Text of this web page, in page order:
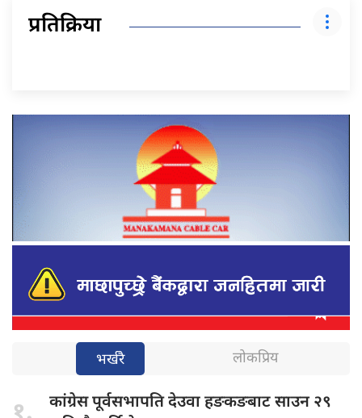
प्रतिक्रिया
भर्खरै लोकप्रिय
कांग्रेस पूर्वसभापतिदेउवा हङकङबाट साउन २९